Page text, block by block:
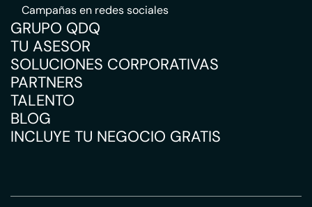
Campañas en redes sociales
GRUPO QDQ
TU ASESOR
SOLUCIONES CORPORATIVAS
PARTNERS
TALENTO
BLOG
INCLUYE TU NEGOCIO GRATIS